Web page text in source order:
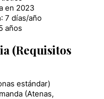
en 2023
: 7 días/año
años
(Requisitos
estándar)
(Atenas,